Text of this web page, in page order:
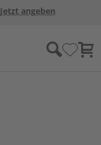
Jetzt angeben